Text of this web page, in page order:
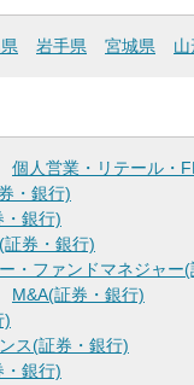
岩手県 宮城県
個人営業・リテール・
・銀行)
・銀行)
券・銀行)
・ファンドマネジャー
M&A(証券・銀行)
)
ス(証券・銀行)
・銀行)